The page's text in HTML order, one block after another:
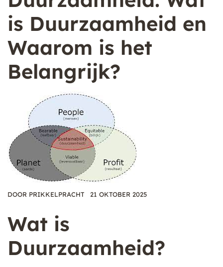
is Duurzaamheid en
Waarom is het
Belangrijk?
DOOR PRIKKELPRACHT 21 OKTOBER 2025
Wat is
Duurzaamheid?